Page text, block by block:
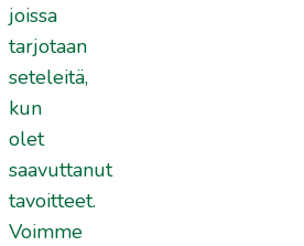
joissa
tarjotaan
seteleitä,
kun
olet
saavuttanut
tavoitteet.
Voimme